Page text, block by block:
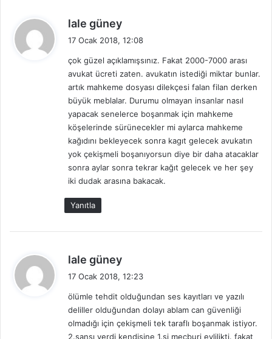
lale güney
i
k
i
:
17 Ocak 2018, 12:08
çok güzel açıklamışsınız. Fakat 2000-7000 arası
avukat ücreti zaten. avukatın istediği miktar bunlar.
artık mahkeme dosyası dilekçesi falan filan derken
büyük meblalar. Durumu olmayan insanlar nasıl
yapacak senelerce boşanmak için mahkeme
köşelerinde sürünecekler mi aylarca mahkeme
kağıdını bekleyecek sonra kagıt gelecek avukatın
yok çekişmeli boşanıyorsun diye bir daha atacaklar
sonra aylar sonra tekrar kağıt gelecek ve her şey
iki dudak arasına bakacak.
Yanıtla
lale güney
i
k
i
17 Ocak 2018, 12:23
ölümle tehdit olduğundan ses kayıtları ve yazılı
deliller olduğundan dolayı ablam can güvenliği
olmadığı için çekişmeli tek taraflı boşanmak istiyor.
2.şansı verdi kendisine 1.si mecburi evlilikti. fakat